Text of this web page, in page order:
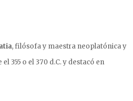
, filósofa y maestra neoplatónica y
el 355 o el 370 d.C. y destacó en